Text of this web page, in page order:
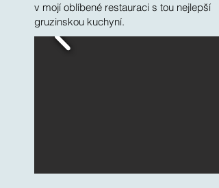
v mojí oblíbené restauraci s tou nejlepší
gruzinskou kuchyní.